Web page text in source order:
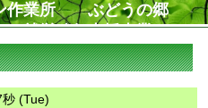
作業所 ぶどうの郷
援事業
コン作業所
ター武蔵野
(Tue)